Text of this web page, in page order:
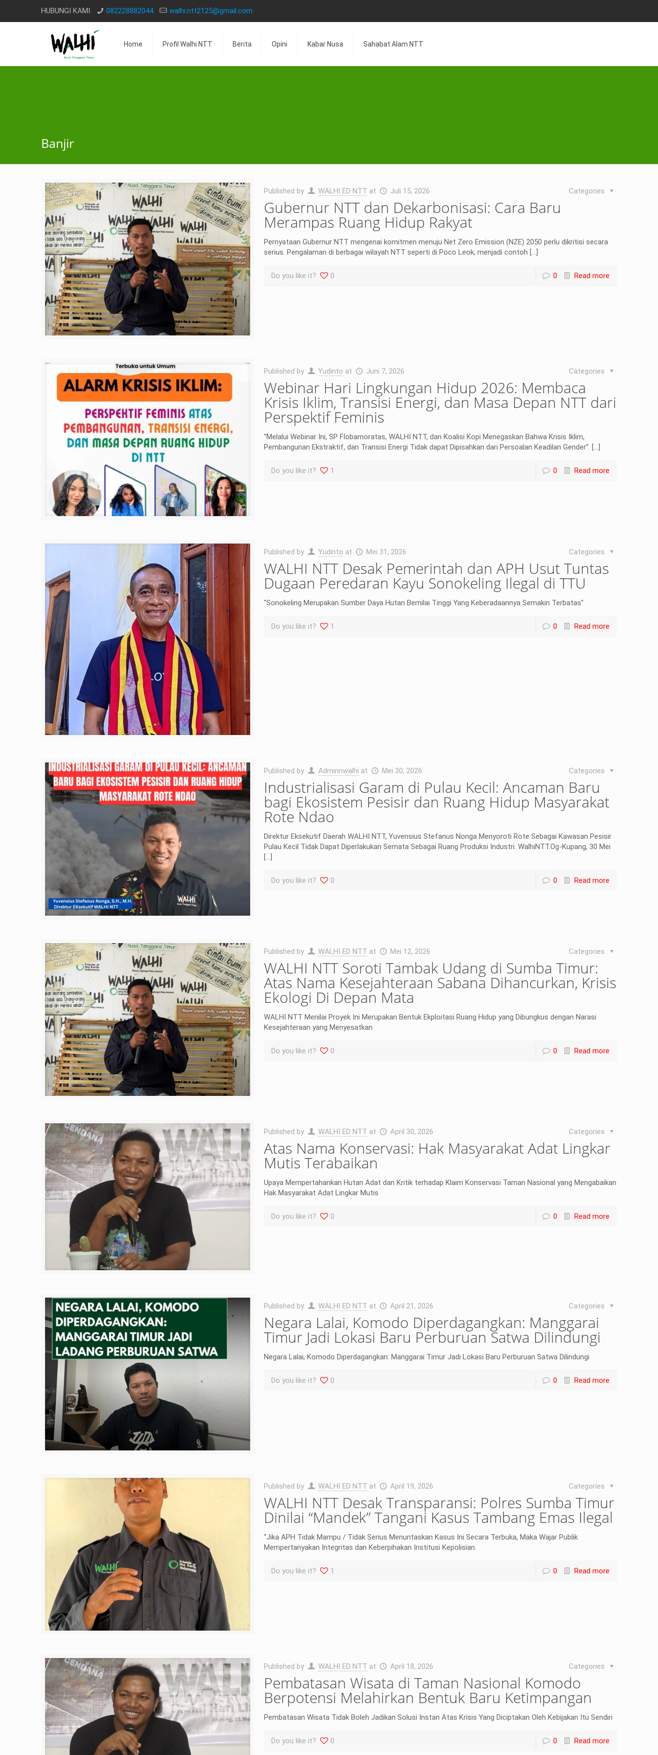
HUBUNGI KAMI 082228882044 walhi.ntt2125@gmail.com
Home Profil Walhi NTT Berita Opini Kabar Nusa Sahabat Alam NTT
Banjir
Published by WALHI ED NTT at Juli 15, 2026 Categories
Gubernur NTT dan Dekarbonisasi: Cara Baru
Merampas Ruang Hidup Rakyat
Pernyataan Gubernur NTT mengenai komitmen menuju Net Zero Emission (NZE) 2050 perlu dikritisi secara
serius. Pengalaman di berbagai wilayah NTT seperti di Poco Leok, menjadi contoh […]
Do you like it? 0 0 Read more
Published by Yudinto at Juni 7, 2026 Categories
Webinar Hari Lingkungan Hidup 2026: Membaca
Krisis Iklim, Transisi Energi, dan Masa Depan NTT dari
Perspektif Feminis
“Melalui Webinar Ini, SP Flobamoratas, WALHI NTT, dan Koalisi Kopi Menegaskan Bahwa Krisis Iklim,
Pembangunan Ekstraktif, dan Transisi Energi Tidak dapat Dipisahkan dari Persoalan Keadilan Gender”. […]
Do you like it? 1 0 Read more
Published by Yudinto at Mei 31, 2026 Categories
WALHI NTT Desak Pemerintah dan APH Usut Tuntas
Dugaan Peredaran Kayu Sonokeling Ilegal di TTU
"Sonokeling Merupakan Sumber Daya Hutan Bernilai Tinggi Yang Keberadaannya Semakin Terbatas"
Do you like it? 1 0 Read more
Published by Adminnwalhi at Mei 30, 2026 Categories
Industrialisasi Garam di Pulau Kecil: Ancaman Baru
bagi Ekosistem Pesisir dan Ruang Hidup Masyarakat
Rote Ndao
Direktur Eksekutif Daerah WALHI NTT, Yuvensius Stefanus Nonga Menyoroti Rote Sebagai Kawasan Pesisir
Pulau Kecil Tidak Dapat Diperlakukan Semata Sebagai Ruang Produksi Industri. WalhiNTT.Og-Kupang, 30 Mei
[…]
Do you like it? 0 0 Read more
Published by WALHI ED NTT at Mei 12, 2026 Categories
WALHI NTT Soroti Tambak Udang di Sumba Timur:
Atas Nama Kesejahteraan Sabana Dihancurkan, Krisis
Ekologi Di Depan Mata
WALHI NTT Menilai Proyek Ini Merupakan Bentuk Ekploitasi Ruang Hidup yang Dibungkus dengan Narasi
Kesejahteraan yang Menyesatkan
Do you like it? 0 0 Read more
Published by WALHI ED NTT at April 30, 2026 Categories
Atas Nama Konservasi: Hak Masyarakat Adat Lingkar
Mutis Terabaikan
Upaya Mempertahankan Hutan Adat dan Kritik terhadap Klaim Konservasi Taman Nasional yang Mengabaikan
Hak Masyarakat Adat Lingkar Mutis
Do you like it? 0 0 Read more
Published by WALHI ED NTT at April 21, 2026 Categories
Negara Lalai, Komodo Diperdagangkan: Manggarai
Timur Jadi Lokasi Baru Perburuan Satwa Dilindungi
Negara Lalai, Komodo Diperdagangkan: Manggarai Timur Jadi Lokasi Baru Perburuan Satwa Dilindungi
Do you like it? 0 0 Read more
Published by WALHI ED NTT at April 19, 2026 Categories
WALHI NTT Desak Transparansi: Polres Sumba Timur
Dinilai “Mandek” Tangani Kasus Tambang Emas Ilegal
“Jika APH Tidak Mampu / Tidak Serius Menuntaskan Kasus Ini Secara Terbuka, Maka Wajar Publik
Mempertanyakan Integritas dan Keberpihakan Institusi Kepolisian.
Do you like it? 1 0 Read more
Published by WALHI ED NTT at April 18, 2026 Categories
Pembatasan Wisata di Taman Nasional Komodo
Berpotensi Melahirkan Bentuk Baru Ketimpangan
Pembatasan Wisata Tidak Boleh Jadikan Solusi Instan Atas Krisis Yang Diciptakan Oleh Kebijakan Itu Sendiri
Do you like it? 0 0 Read more